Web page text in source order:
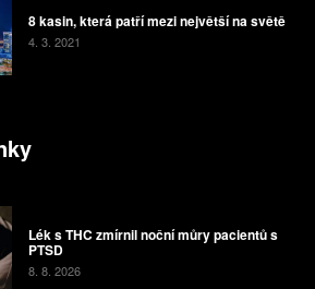
8 kasin, která patří mezi největší na světě
4. 3. 2021
Lék s THC zmírnil noční můry pacientů s
PTSD
8. 8. 2026